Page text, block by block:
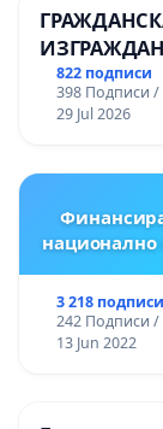
НА
822 подписи
398 Подписи /
29 Jul 2026
3 218 подписи
242 Подписи /
13 Jun 2022